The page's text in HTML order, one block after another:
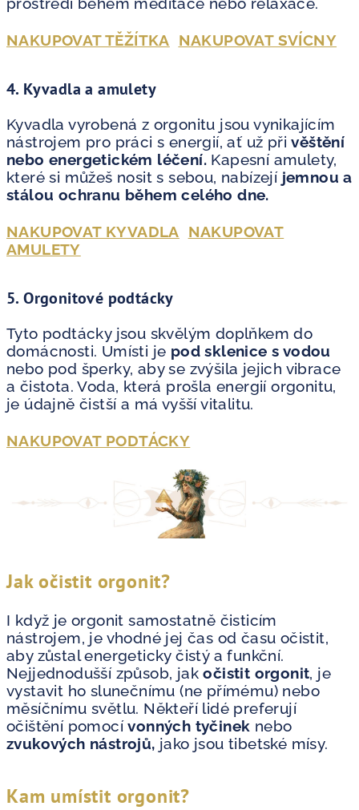
NAKUPOVAT TĚŽÍTKA NAKUPOVAT SVÍCNY
4. Kyvadla a amulety
Kyvadla vyrobená z orgonitu jsou vynikajícím
nástrojem pro práci s energií, ať už přivěštění
nebo energetickém léčení. Kapesní amulety,
které si můžeš nosit s sebou, nabízejí jemnou a
stálou ochranu během celého dne.
NAKUPOVAT KYVADLA NAKUPOVAT
AMULETY
5.Orgonitové podtácky
Tyto podtácky jsou skvělým doplňkem do
domácnosti. Umísti je pod sklenice s vodou
nebo pod šperky, aby se zvýšila jejich vibrace
a čistota. Voda, která prošla energií orgonitu,
je údajně čistší a má vyšší vitalitu.
NAKUPOVAT PODTÁCKY
Jak očistit orgonit?
I když je orgonit samostatně čisticím
nástrojem, je vhodné jej čas od času očistit,
aby zůstal energeticky čistý a funkční.
Nejjednodušší způsob, jakočistit orgonit, je
vystavit ho slunečnímu (ne přímému) nebo
měsíčnímu světlu. Někteří lidé preferují
očištění pomocívonných tyčinek nebo
zvukových nástrojů, jako jsou tibetské mísy.
Kam umístit orgonit?